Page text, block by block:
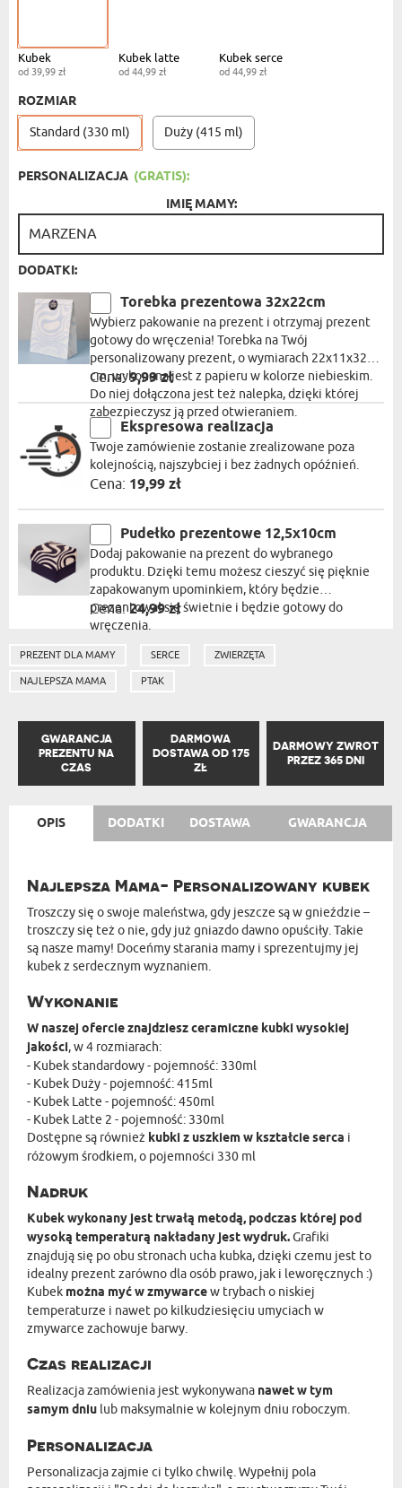
Kubek
od 39,99 zł
Kubek latte
od 44,99 zł
Kubek serce
od 44,99 zł
ROZMIAR
Standard (330 ml) Duży (415 ml)
PERSONALIZACJA (GRATIS):
IMIĘ MAMY:
DODATKI:
Torebka prezentowa 32x22cm
Wybierz pakowanie na prezent i otrzymaj prezent
gotowy do wręczenia! Torebka na Twój
personalizowany prezent, o wymiarach 22x11x32
cm, wykonana jest z papieru w kolorze niebieskim.
Do niej dołączona jest też nalepka, dzięki której
zabezpieczysz ją przed otwieraniem.
Cena:9,99 zł
Ekspresowa realizacja
Twoje zamówienie zostanie zrealizowane poza
kolejnością, najszybciej i bez żadnych opóźnień.
Cena: 19,99 zł
Pudełko prezentowe 12,5x10cm
Dodaj pakowanie na prezent do wybranego
produktu. Dzięki temu możesz cieszyć się pięknie
zapakowanym upominkiem, który będzie
prezentował się świetnie i będzie gotowy do
wręczenia.
Cena:24,99 zł
PREZENT DLA MAMY SERCE ZWIERZĘTA
NAJLEPSZA MAMA PTAK
GWARANCJA
PREZENTU NA
CZAS
DARMOWA
DOSTAWA OD 175
ZŁ
DARMOWY ZWROT
PRZEZ 365 DNI
OPIS DODATKI DOSTAWA GWARANCJA
Najlepsza Mama- Personalizowany kubek
Troszczy się o swoje maleństwa, gdy jeszcze są w gnieździe –
troszczy się też o nie, gdy już gniazdo dawno opuściły. Takie
są nasze mamy! Doceńmy starania mamy i sprezentujmy jej
kubek z serdecznym wyznaniem.
Wykonanie
W naszej ofercie znajdziesz ceramiczne kubki wysokiej
jakości, w 4 rozmiarach:
- Kubek standardowy - pojemność: 330ml
- Kubek Duży - pojemność: 415ml
- Kubek Latte - pojemność: 450ml
- Kubek Latte 2 - pojemność: 330ml
Dostępne są również kubki z uszkiem w kształcie serca i
różowym środkiem, o pojemności 330 ml
Nadruk
Kubek wykonany jest trwałą metodą, podczas której pod
wysoką temperaturą nakładany jest wydruk.Grafiki
znajdują się po obu stronach ucha kubka, dzięki czemu jest to
idealny prezent zarówno dla osób prawo, jak i leworęcznych :)
Kubek można myć w zmywarcew trybach o niskiej
temperaturze i nawet po kilkudziesięciu umyciach w
zmywarce zachowuje barwy.
Czas realizacji
Realizacja zamówienia jest wykonywana nawet w tym
samym dniu lub maksymalnie w kolejnym dniu roboczym.
Personalizacja
Personalizacja zajmie ci tylko chwilę. Wypełnij pola